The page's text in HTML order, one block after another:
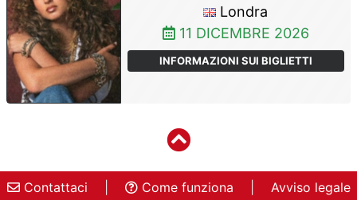
Londra
11 DICEMBRE 2026
INFORMAZIONI SUI BIGLIETTI
Contattaci Come funziona Avviso legale